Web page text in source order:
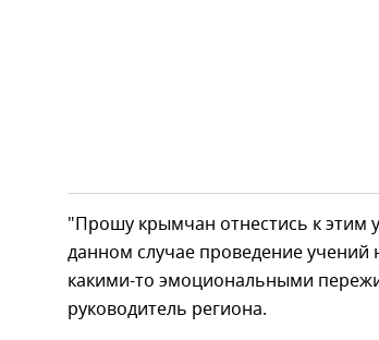
"Прошу крымчан отнестись к
данном случае проведение учений
какими-то эмоциональными
руководитель региона.